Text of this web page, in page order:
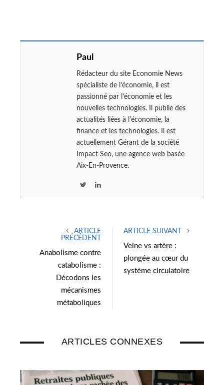
Paul
Rédacteur du site Economie News
spécialiste de l'économie, il est
passionné par l'économie et les
nouvelles technologies. Il publie des
actualités liées à l'économie, la
finance et les technologies. Il est
actuellement Gérant de la société
Impact Seo, une agence web basée
Aix-En-Provence.
t
r
L
e
ARTICLE
PRÉCÉDENT
Anabolisme contre
catabolisme :
Décodons les
mécanismes
métaboliques
ARTICLE SUIVANT
Veine vs artère :
plongée au cœur du
système circulatoire
ARTICLES CONNEXES